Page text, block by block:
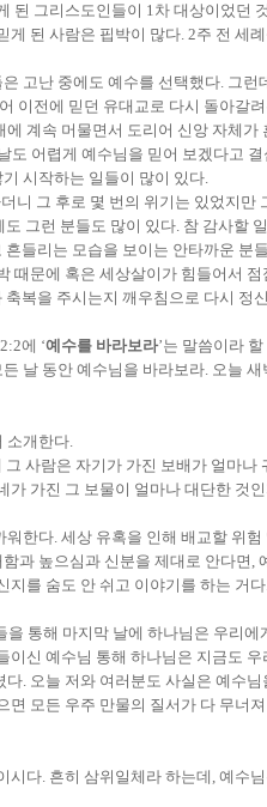
그리스도인들이 1차 대상이었던
된 사람은 핍박이 많다. 2주 전 세
고난 중에도 예수를 선택했다. 그
이전에 믿던 유대교로 다시 돌아갈
계속 머물면서 도리어 신앙 자체
어렵게 예수님을 믿어 보겠다고
시작하는 일들이 많이 있다.
니 그 후로 몇 번의 위기는 있었지
그런 분들도 많이 있다. 참 감사할
들리는 모습을 보이는 안타까운 분
문에 혹은 세상살이가 힘들어서
복을 주시는지 깨우침으로 다시
에 ‘예수를 바라보라’는 말씀이라
날 동안 예수님을 바라보라. 오늘
소개한다.
사람은 자기가 가진 보배가 얼마
가진 그 보물이 얼마나 대단한 것
한다. 세상 유혹을 인해 배교할 위
높으심과 신분을 제대로 안다면,
지를 숨도 안 쉬고 이야기를 하는 거
통해 마지막 날에 하나님은 우리
신 예수님 통해 하나님은 지금도
. 오늘 저와 여러분도 사실은 예수
모든 우주 만물의 질서가 다 무너
다. 흔히 삼위일체라 하는데, 예수